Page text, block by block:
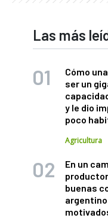
Las más
Cómo
ser un
y le dio
poco
Agricultura
En un
buenas